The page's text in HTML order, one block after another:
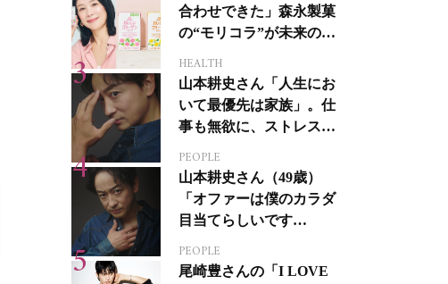
合わせできた」森永製菓
の“モリコラ”が未来のキ
HEALTH
山本耕史さん「人生にお
いて最優先は家族」。仕
事も無欲に、ストレスを
PEOPLE
山本耕史さん（49歳）
「オファーは僕のカラダ
目当てらしいです
ジカルへの挑戦
PEOPLE
尾崎豊さんの「I LOVE